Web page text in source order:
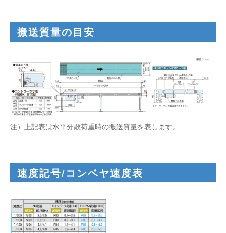
搬送質量の目安
注）上記表は水平分散荷重時の搬送質量を表します。
速度記号/コンベヤ速度表